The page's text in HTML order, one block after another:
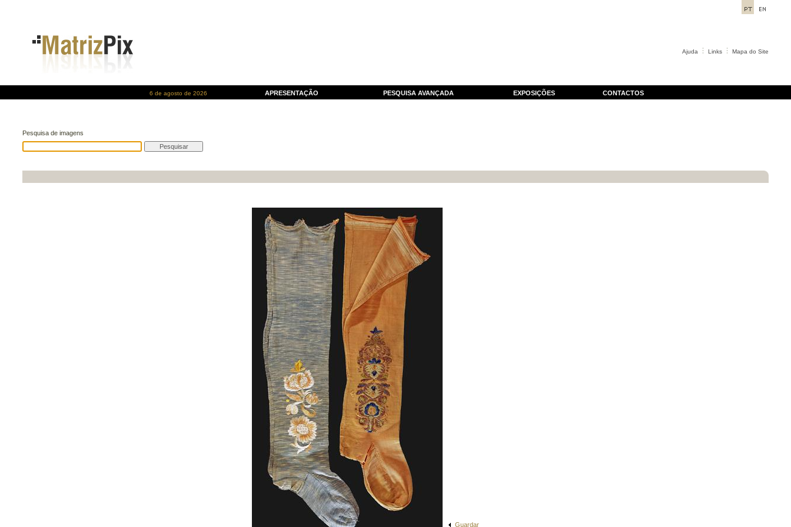
Ajuda Links Mapa do Site
6 de agosto de 2026 APRESENTAÇÃO PESQUISA AVANÇADA EXPOSIÇÕES CONTACTOS
Pesquisa de imagens
Guardar